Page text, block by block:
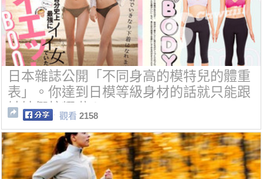
日本雜誌公開「不同身高的模特兒的體重
表」。你達到日模等級身材的話就只能跟
姊妹們炫耀啦！
觀看 2158